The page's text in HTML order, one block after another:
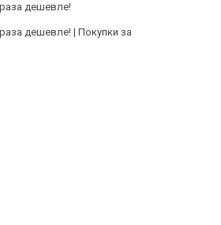
дешевле!
дешевле! | Покупки за